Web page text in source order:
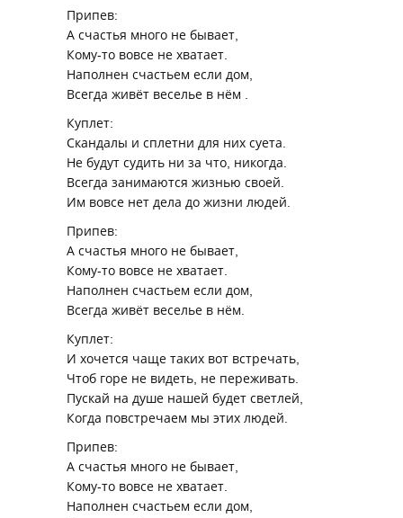
Припев:
А счастья много не бывает,
Кому-то вовсе не хватает.
Наполнен счастьем если дом,
Всегда живёт веселье в нём .
Куплет:
Скандалы и сплетни для них суета.
Не будут судить ни за что, никогда.
Всегда занимаются жизнью своей.
Им вовсе нет дела до жизни людей.
Припев:
А счастья много не бывает,
Кому-то вовсе не хватает.
Наполнен счастьем если дом,
Всегда живёт веселье в нём.
Куплет:
И хочется чаще таких вот встречать,
Чтоб горе не видеть, не переживать.
Пускай на душе нашей будет светлей,
Когда повстречаем мы этих людей.
Припев:
А счастья много не бывает,
Кому-то вовсе не хватает.
Наполнен счастьем если дом,